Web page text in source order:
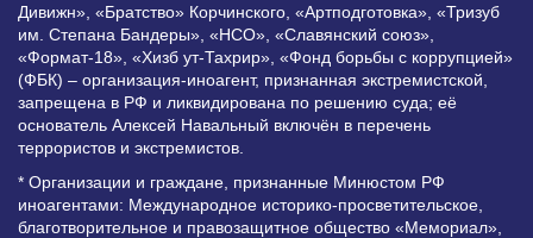
Дивижн», «Братство» Корчинского, «Артподготовка», «Тризуб
им. Степана Бандеры», «НСО», «Славянский союз»,
«Формат-18», «Хизб ут-Тахрир», «Фонд борьбы с коррупцией»
(ФБК) – организация-иноагент, признанная экстремистской,
запрещена в РФ и ликвидирована по решению суда; её
основатель Алексей Навальный включён в перечень
террористов и экстремистов.
* Организации и граждане, признанные Минюстом РФ
иноагентами: Международное историко-просветительское,
благотворительное и правозащитное общество «Мемориал»,